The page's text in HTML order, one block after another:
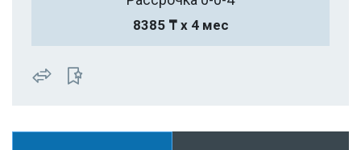
8385 ₸ х 4 мес